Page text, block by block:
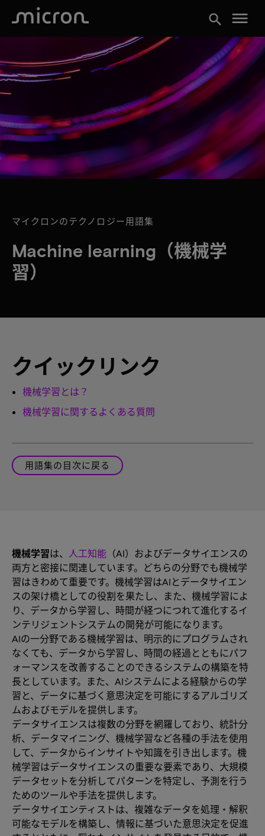
search menu
マイクロンのテクノロジー用語集
Machine learning（機械学
習）
クイックリンク
機械学習とは？
機械学習に関するよくある質問
用語集の目次に戻る
機械学習は、 人工知能 （AI）およびデータサイエンスの
両方と密接に関連しています。どちらの分野でも機械学
習はきわめて重要です。機械学習はAIとデータサイエン
スの架け橋としての役割を果たし、また、機械学習によ
り、データから学習し、時間が経つにつれて進化するイ
ンテリジェントシステムの開発が可能になります。
AIの一分野である機械学習は、明示的にプログラムされ
なくても、データから学習し、時間の経過とともにパフ
ォーマンスを改善することのできるシステムの構築を特
長としています。また、AIシステムによる経験からの学
習と、データに基づく意思決定を可能にするアルゴリズ
ムおよびモデルを提供します。
データサイエンスは複数の分野を網羅しており、統計分
析、データマイニング、機械学習など各種の手法を使用
して、データからインサイトや知識を引き出します。機
械学習はデータサイエンスの重要な要素であり、大規模
データセットを分析してパターンを特定し、予測を行う
ためのツールや手法を提供します。
データサイエンティストは、複雑なデータを処理・解釈
可能なモデルを構築し、情報に基づいた意思決定を促進